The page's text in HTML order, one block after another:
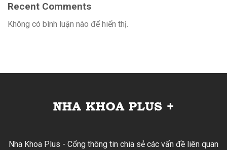
Recent Comments
Không có bình luận nào để hiển thị.
Nha Khoa Plus - Cổng thông tin chia sẻ các vấn đề liên quan